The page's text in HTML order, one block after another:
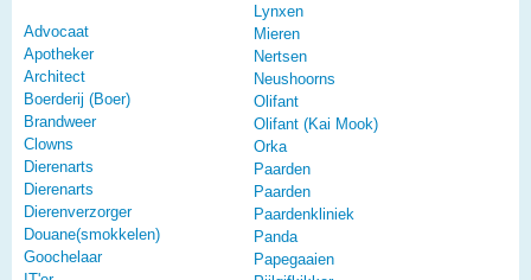
Advocaat
Apotheker
Architect
Boerderij (Boer)
Brandweer
Clowns
Dierenarts
Dierenarts
Dierenverzorger
Douane(smokkelen)
Goochelaar
Lynxen
Mieren
Nertsen
Neushoorns
Olifant
Olifant (Kai Mook)
Orka
Paarden
Paarden
Paardenkliniek
Panda
Papegaaien